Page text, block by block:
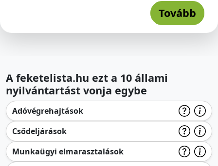
Tovább
A feketelista.hu ezt a 10 állami
nyilvántartást vonja egybe
Adóvégrehajtások
Csődeljárások
Munkaügyi elmarasztalások